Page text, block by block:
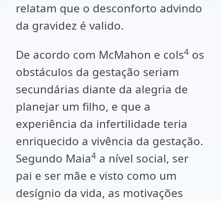
relatam que o desconforto advindo
da gravidez é valido.
De acordo com McMahon e cols4 os
obstáculos da gestação seriam
secundárias diante da alegria de
planejar um filho, e que a
experiência da infertilidade teria
enriquecido a vivência da gestação.
Segundo Maia4 a nível social, ser
pai e ser mãe e visto como um
desígnio da vida, as motivações